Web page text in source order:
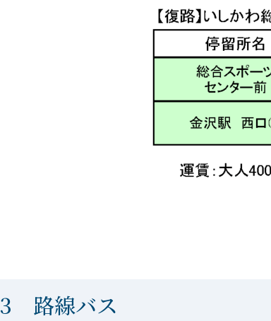
3 路線バス